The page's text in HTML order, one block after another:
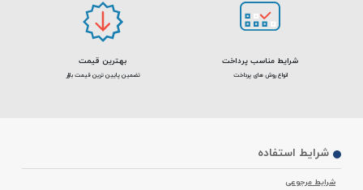
برای اتصال کابل شبکه Cat6 به سایر تجهیزات شبکه مثل روتر،
سوئیچ، هاب و... استفاده می‌شود. در هنگام خرید این محصول به نکات زیر
پچ پنل شبکه تعداد پورت‌های مشخصی دارد. این تعداد پورت‌ها عبارت‌اند از
عملکرد تجهیزات شبکه شما خواهد شد. برای مثال در
به این پچ پنل باید از استاندارد Cat6 برخوردار باشد. این نوع کابل می‌تواند
شرایط مناسب پرداخت
انواع روش های پرداخت
بهترین قیمت
تضمین پایین ترین قیمت بازار
شرایط استفاده
شرایط مرجوعی